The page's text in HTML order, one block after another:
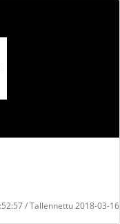
/ Tallennettu 2018-03-16